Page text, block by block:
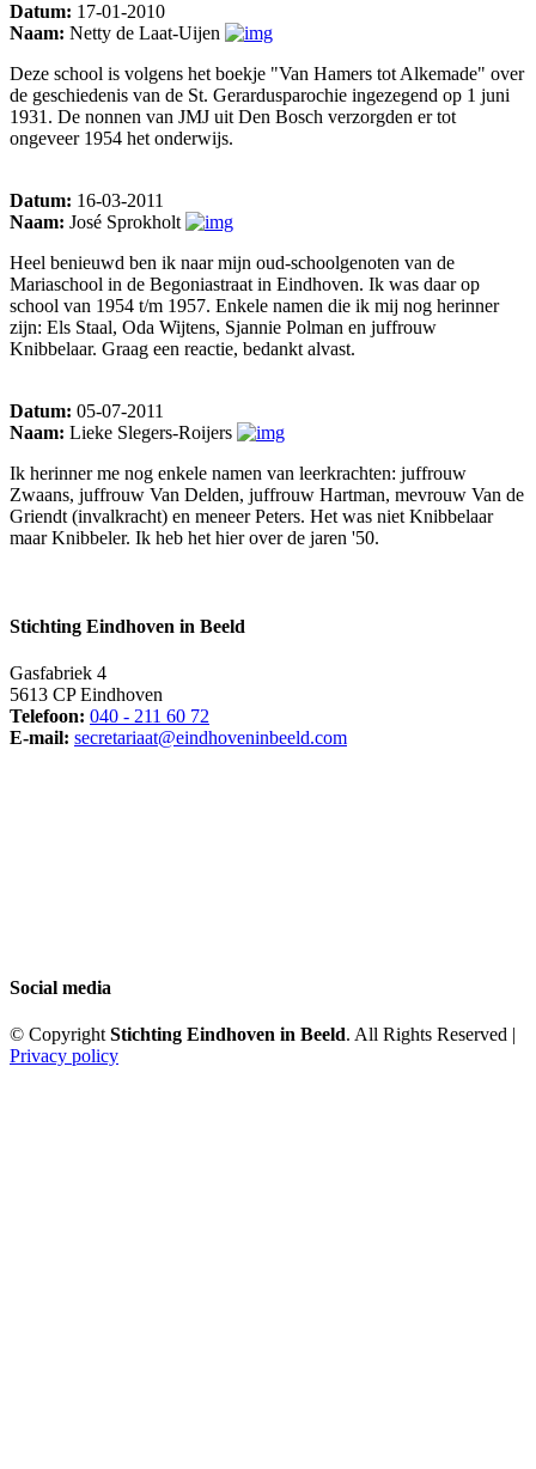
Datum: 17-01-2010
Naam: Netty de Laat-Uijen
Deze school is volgens het boekje "Van Hamers tot Alkemade" over
de geschiedenis van de St. Gerardusparochie ingezegend op 1 juni
1931. De nonnen van JMJ uit Den Bosch verzorgden er tot
ongeveer 1954 het onderwijs.
Datum: 16-03-2011
Naam: José Sprokholt
Heel benieuwd ben ik naar mijn oud-schoolgenoten van de
Mariaschool in de Begoniastraat in Eindhoven. Ik was daar op
school van 1954 t/m 1957. Enkele namen die ik mij nog herinner
zijn: Els Staal, Oda Wijtens, Sjannie Polman en juffrouw
Knibbelaar. Graag een reactie, bedankt alvast.
Datum: 05-07-2011
Naam: Lieke Slegers-Roijers
Ik herinner me nog enkele namen van leerkrachten: juffrouw
Zwaans, juffrouw Van Delden, juffrouw Hartman, mevrouw Van de
Griendt (invalkracht) en meneer Peters. Het was niet Knibbelaar
maar Knibbeler. Ik heb het hier over de jaren '50.
Stichting Eindhoven in Beeld
Gasfabriek 4
5613 CP Eindhoven
Telefoon: 040 - 211 60 72
E-mail: secretariaat@eindhoveninbeeld.com
Social media
© CopyrightStichting Eindhoven in Beeld. All Rights Reserved |
Privacy policy